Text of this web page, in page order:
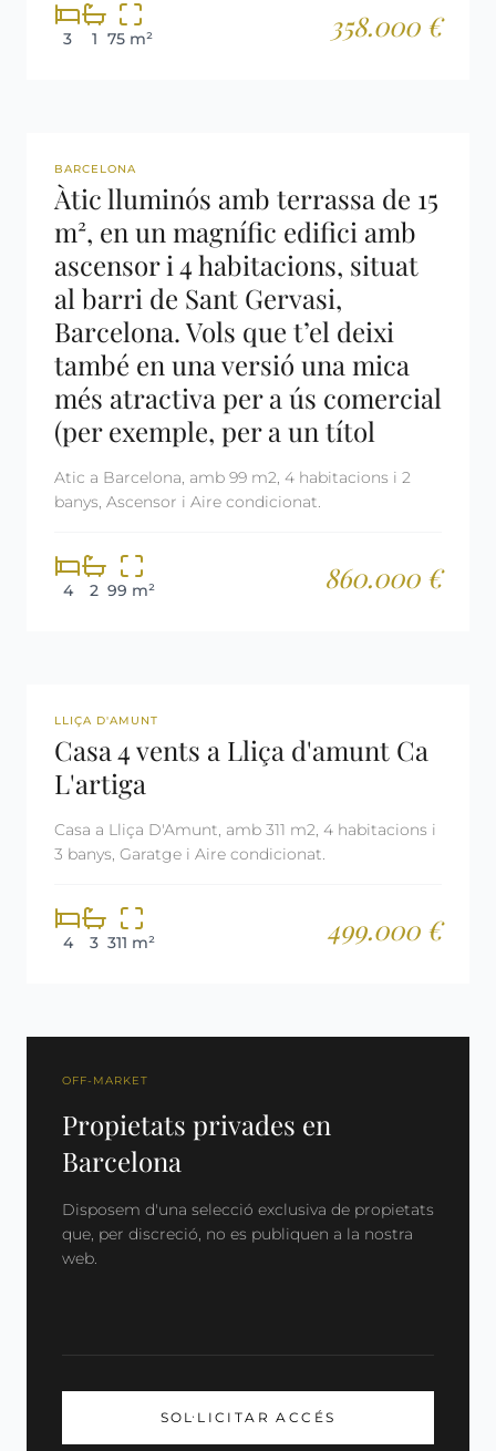
3 1 75 m² 358.000 €
REF: 2877
BARCELONA
Àtic lluminós amb terrassa de 15
m², en un magnífic edifici amb
ascensor i 4 habitacions, situat
al barri de Sant Gervasi,
Barcelona. Vols que t’el deixi
també en una versió una mica
més atractiva per a ús comercial
(per exemple, per a un títol
Atic a Barcelona, amb 99 m2, 4 habitacions i 2
banys, Ascensor i Aire condicionat.
4 2 99 m² 860.000 €
REF: 2861
LLIÇA D'AMUNT
Casa 4 vents a Lliça d'amunt Ca
L'artiga
Casa a Lliça D'Amunt, amb 311 m2, 4 habitacions i
3 banys, Garatge i Aire condicionat.
4 3 311 m² 499.000 €
OFF-MARKET
Propietats privades en
Barcelona
Disposem d'una selecció exclusiva de propietats
que, per discreció, no es publiquen a la nostra
web.
SOL·LICITAR ACCÉS